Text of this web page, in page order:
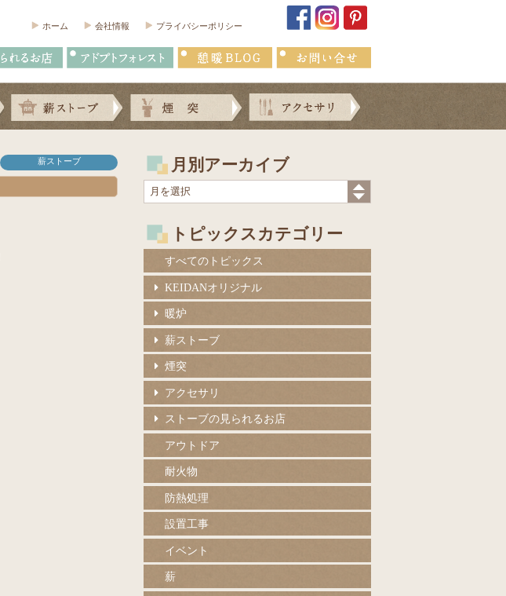
ホーム 会社情報 プライバシーポリシー
薪ストーブ 月別アーカイブ
トピックスカテゴリー
すべてのトピックス
KEIDANオリジナル
暖炉
薪ストーブ
煙突
アクセサリ
ストーブの見られるお店
アウトドア
耐火物
防熱処理
設置工事
イベント
薪